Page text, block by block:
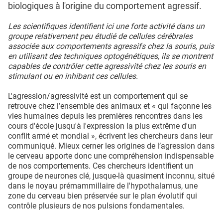
biologiques à l'origine du comportement agressif.
Les scientifiques identifient ici une forte activité dans un
groupe relativement peu étudié de cellules cérébrales
associée aux comportements agressifs chez la souris, puis
en utilisant des techniques optogénétiques, ils se montrent
capables de contrôler cette agressivité chez les souris en
stimulant ou en inhibant ces cellules.
L'agression/agressivité est un comportement qui se
retrouve chez l’ensemble des animaux et « qui façonne les
vies humaines depuis les premières rencontres dans les
cours d'école jusqu'à l'expression la plus extrême d'un
conflit armé et mondial », écrivent les chercheurs dans leur
communiqué. Mieux cerner les origines de l’agression dans
le cerveau apporte donc une compréhension indispensable
de nos comportements. Ces chercheurs identifient un
groupe de neurones clé, jusque-là quasiment inconnu, situé
dans le noyau prémammillaire de l'hypothalamus, une
zone du cerveau bien préservée sur le plan évolutif qui
contrôle plusieurs de nos pulsions fondamentales.